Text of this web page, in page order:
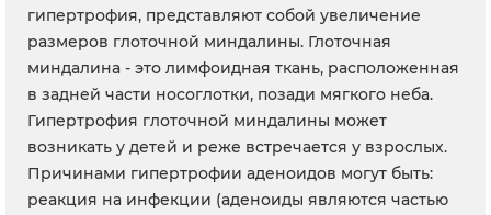
гипертрофия, представляют собой увеличение
размеров глоточной миндалины. Глоточная
миндалина - это лимфоидная ткань, расположенная
в задней части носоглотки, позади мягкого неба.
Гипертрофия глоточной миндалины может
возникать у детей и реже встречается у взрослых.
Причинами гипертрофии аденоидов могут быть:
реакция на инфекции (аденоиды являются частью